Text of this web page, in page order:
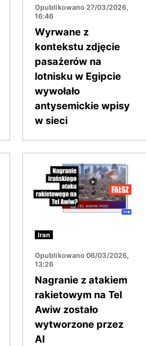
Opublikowano 27/03/2026,
16:46
Wyrwane z
kontekstu zdjęcie
pasażerów na
lotnisku w Egipcie
wywołało
antysemickie wpisy
w sieci
Iran
Opublikowano 06/03/2026,
13:26
Nagranie z atakiem
rakietowym na Tel
Awiw zostało
wytworzone przez
AI